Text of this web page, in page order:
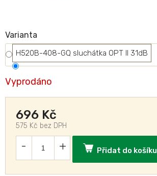
Vyprodáno
Varianta
H520B-408-GQ sluchátka OPT II 31dB
696 Kč
575 Kč bez DPH
Přidat do košíku